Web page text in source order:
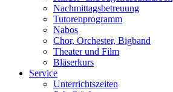
Nachmittagsbetreuung
Tutorenprogramm
Nabos
Chor, Orchester, Bigband
Theater und Film
Bläserkurs
Service
Unterrichtszeiten